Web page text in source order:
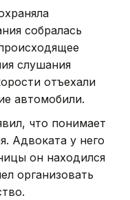
собралась
слушания
отъехали
автомобили.
что понимает
Адвоката у него
он находился
организовать